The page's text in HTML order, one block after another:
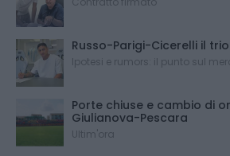
Russo-Parigi-Cicerelli il
Ipotesi e rumors: il punto sul
Porte chiuse e cambio di
Giulianova-Pescara
Ultim'ora